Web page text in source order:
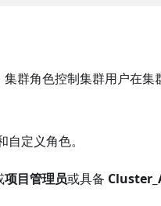
群角色控制集群用户在
定义角色。
项目管理员或具备